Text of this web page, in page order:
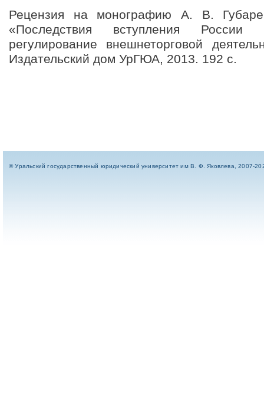
Рецензия на монографию А. В.
«Последствия вступления
регулирование внешнеторговой
Издательский дом УрГЮА, 2013. 192 с.
© Уральский государственный юридический университет им В. Ф. Яковлева, 2007-